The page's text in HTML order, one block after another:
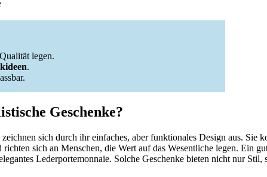
legen.
.
Geschenke?
zeichnen sich durch ihr einfaches, aber funktionales Design aus. Sie
sich an Menschen, die Wert auf das Wesentliche legen. Ein
Lederportemonnaie. Solche Geschenke bieten nicht nur Stil,